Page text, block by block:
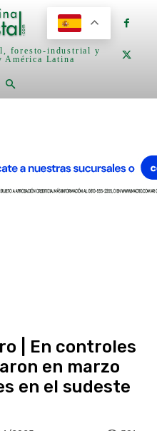
foresto-industrial y
América Latina
| En controles
en marzo
en el sudeste